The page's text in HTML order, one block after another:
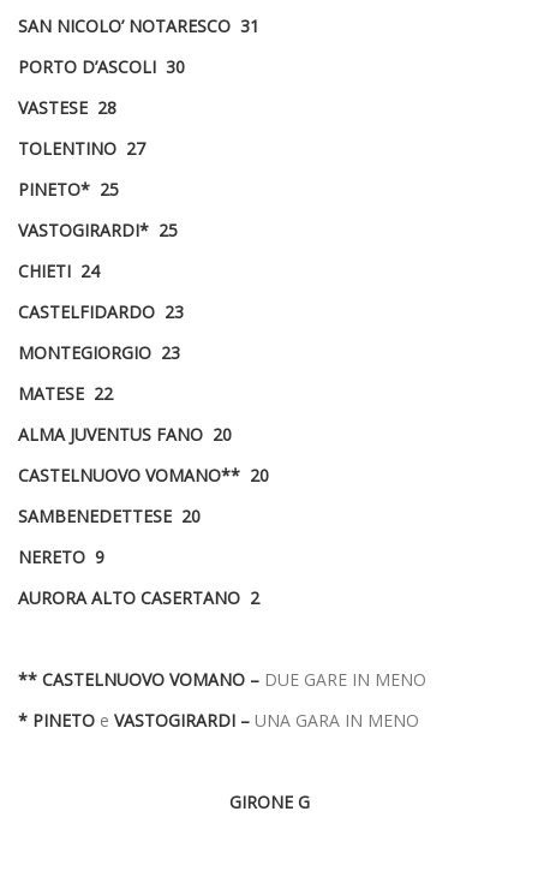
SAN NICOLO’ NOTARESCO 31
PORTO D’ASCOLI 30
VASTESE 28
TOLENTINO 27
PINETO* 25
VASTOGIRARDI* 25
CHIETI 24
CASTELFIDARDO 23
MONTEGIORGIO 23
MATESE 22
ALMA JUVENTUS FANO 20
CASTELNUOVO VOMANO** 20
SAMBENEDETTESE 20
NERETO 9
AURORA ALTO CASERTANO 2
** CASTELNUOVO VOMANO – DUE GARE IN MENO
* PINETO e VASTOGIRARDI – UNA GARA IN MENO
GIRONE G